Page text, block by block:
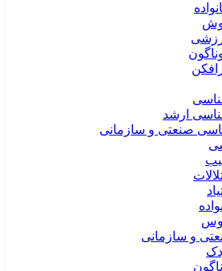
ارشد
صنعتی و سازمانی
و سازمانی